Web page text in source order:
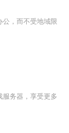
，而不受地域限
务器，享受更多